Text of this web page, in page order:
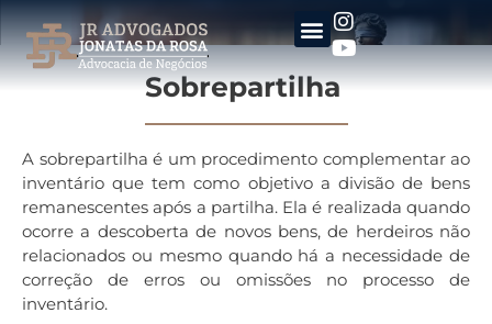
Sobrepartilha
A sobrepartilha é um procedimento complementar ao
inventário que tem como objetivo a divisão de bens
remanescentes após a partilha. Ela é realizada quando
ocorre a descoberta de novos bens, de herdeiros não
relacionados ou mesmo quando há a necessidade de
correção de erros ou omissões no processo de
inventário.